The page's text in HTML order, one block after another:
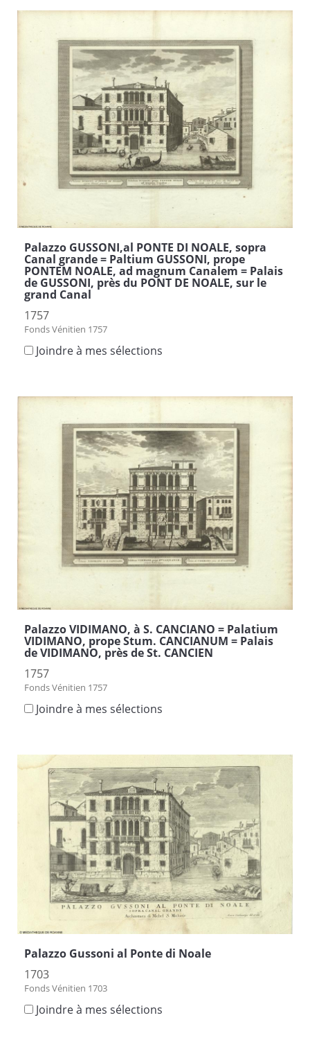
Palazzo GUSSONI,al PONTE DI NOALE, sopra
Canal grande = Paltium GUSSONI, prope
PONTEM NOALE, ad magnum Canalem = Palais
de GUSSONI, près du PONT DE NOALE, sur le
grand Canal
1757
Fonds Vénitien 1757
Joindre à mes sélections
Palazzo VIDIMANO, à S. CANCIANO = Palatium
VIDIMANO, prope Stum. CANCIANUM = Palais
de VIDIMANO, près de St. CANCIEN
1757
Fonds Vénitien 1757
Joindre à mes sélections
Palazzo Gussoni al Ponte di Noale
1703
Fonds Vénitien 1703
Joindre à mes sélections